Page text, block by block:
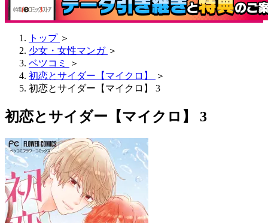
トップ ＞
少女・女性マンガ ＞
ベツコミ
＞
初恋とサイダー【マイクロ】
＞
初恋とサイダー【マイクロ】 3
初恋とサイダー【マイクロ】 3